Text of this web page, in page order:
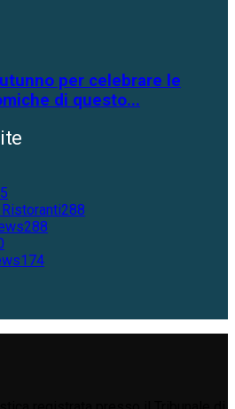
per celebrare le
di questo...
288
288
174